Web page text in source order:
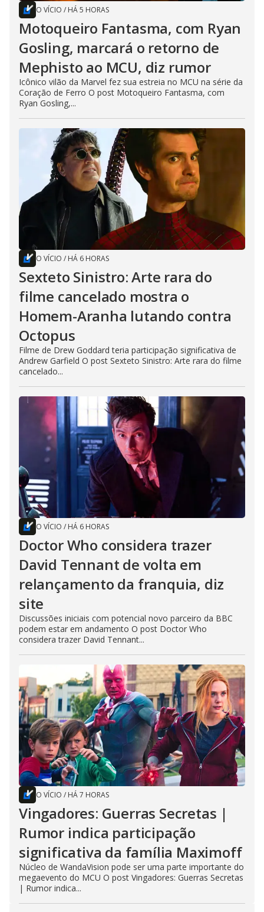
O VÍCIO / HÁ 5 HORAS
Motoqueiro Fantasma, com Ryan
Gosling, marcará o retorno de
Mephisto ao MCU, diz rumor
Icônico vilão da Marvel fez sua estreia no MCU na série da
Coração de Ferro O post Motoqueiro Fantasma, com
Ryan Gosling,...
O VÍCIO / HÁ 6 HORAS
Sexteto Sinistro: Arte rara do
filme cancelado mostra o
Homem-Aranha lutando contra
Octopus
Filme de Drew Goddard teria participação significativa de
Andrew Garfield O post Sexteto Sinistro: Arte rara do filme
cancelado...
O VÍCIO / HÁ 6 HORAS
Doctor Who considera trazer
David Tennant de volta em
relançamento da franquia, diz
site
Discussões iniciais com potencial novo parceiro da BBC
podem estar em andamento O post Doctor Who
considera trazer David Tennant...
O VÍCIO / HÁ 7 HORAS
Vingadores: Guerras Secretas |
Rumor indica participação
significativa da família Maximoff
Núcleo de WandaVision pode ser uma parte importante do
megaevento do MCU O post Vingadores: Guerras Secretas
| Rumor indica...